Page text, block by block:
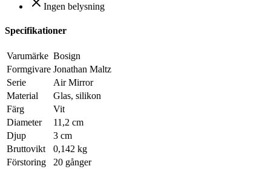
Ingen belysning
Specifikationer
Varumärke Bosign
Formgivare Jonathan Maltz
Serie
Air Mirror
Material
Glas, silikon
Färg
Vit
Diameter
11,2 cm
Djup
3 cm
Bruttovikt
0,142 kg
Förstoring
20 gånger